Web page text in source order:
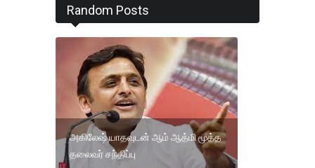
Random Posts
அகிலேஷ் யாதவுடன் ஆம் ஆத்மி மூத்த
தலைவர் சந்திப்பு